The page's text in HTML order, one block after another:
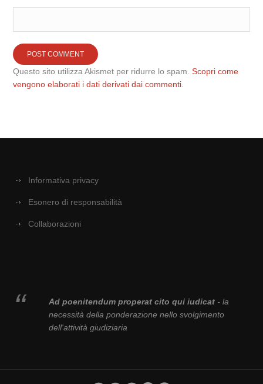
Questo sito utilizza Akismet per ridurre lo spam.Scopri come
vengono elaborati i dati derivati dai commenti
Informativa privacy
Esonero di responsabilità
Collaborazioni
Ad poenitendum properat cito qui iudicat- la
necessità della ponderazione nello svolgimento
dell'attività giudiziaria